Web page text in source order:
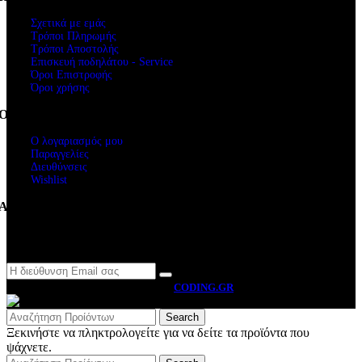
Σχετικά με εμάς
Τρόποι Πληρωμής
Τρόποι Αποστολής
Επισκευή ποδηλάτου - Service
Όροι Επιστροφής
Όροι χρήσης
Λογαριασμός μου
Ο λογαριασμός μου
Παραγγελίες
Διευθύνσεις
Wishlist
μας
CODING.GR
Search
Ξεκινήστε να πληκτρολογείτε για να δείτε τα προϊόντα που
ψάχνετε.